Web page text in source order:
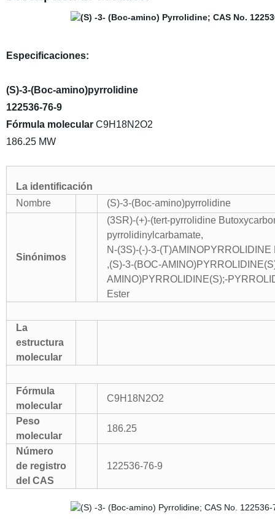
Especificaciones:
(S)-3-(Boc-amino)pyrrolidine
122536-76-9
Fórmula molecularC9H18N2O2
186.25 MW
La identificación
Nombre
(S)-3-(Boc-amino)pyrrolidine
Sinónimos
(3SR)-(+)-(tert-pyrrolidine
pyrrolidinylcarbamate,
N-(3S)-(-)-3-
,(S)-3-(BOC-
AMINO)PYRROLIDINE(S);-
Ester
La
estructura
molecular
Fórmula
molecular
C9H18N2O2
Peso
molecular
186.25
Número
de registro
del CAS
122536-76-9